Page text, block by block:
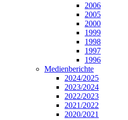
2006
2005
2000
1999
1998
1997
1996
Medienberichte
2024/2025
2023/2024
2022/2023
2021/2022
2020/2021